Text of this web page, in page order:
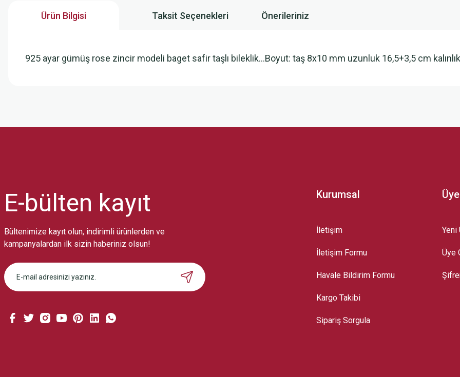
Ürün Bilgisi Taksit Seçenekleri Önerileriniz
925 ayar gümüş rose zincir modeli baget safir taşlı bileklik…Boyut: taş 8x10 mm uzunluk 16,5+3,5 cm
Bu ürüne benzer farklı alternatifler olmalı.
Gönder
E-bülten kayıt
Bültenimize kayıt olun, indirimli ürünlerden ve
kampanyalardan ilk sizin haberiniz olsun!
Kurumsal
İletişim
İletişim Formu
Havale Bildirim Formu
Kargo Takibi
Sipariş Sorgula
Yeni
Üye